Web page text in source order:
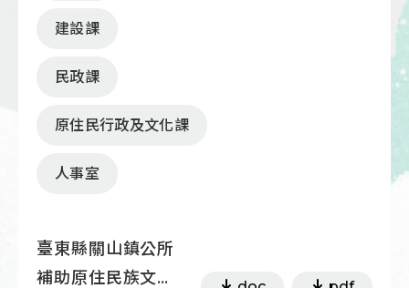
建設課
民政課
原住民行政及文化課
人事室
臺東縣關山鎮公所
補助原住民族文化